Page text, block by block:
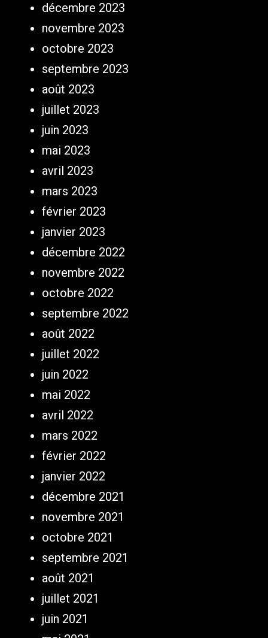
décembre 2023
novembre 2023
octobre 2023
septembre 2023
août 2023
juillet 2023
juin 2023
mai 2023
avril 2023
mars 2023
février 2023
janvier 2023
décembre 2022
novembre 2022
octobre 2022
septembre 2022
août 2022
juillet 2022
juin 2022
mai 2022
avril 2022
mars 2022
février 2022
janvier 2022
décembre 2021
novembre 2021
octobre 2021
septembre 2021
août 2021
juillet 2021
juin 2021